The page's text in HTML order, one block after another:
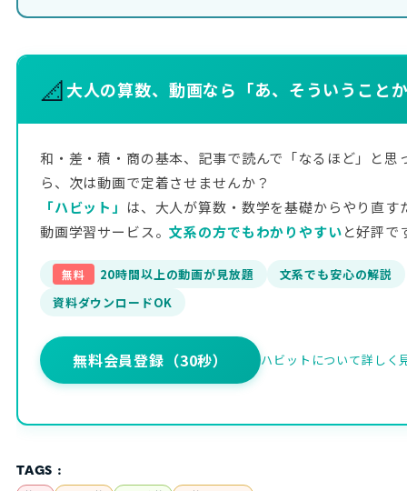
📐大人の算数、動画なら「あ、そういうこと
和・差・積・商の基本、記事で読んで「なるほど」と思
ら、次は動画で定着させませんか？
「ハビット」 は、大人が算数・数学を基礎からやり直す
動画学習サービス。文系の方でもわかりやすいと好評で
無料 20時間以上の動画が見放題
文系でも安心の解説
資料ダウンロードOK
無料会員登録（30秒） ハビットについて詳し
TAGS :